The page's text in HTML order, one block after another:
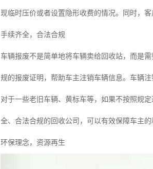
现临时压价或者设置隐形收费的情况。同时，
手续齐全，合法合规
车辆报废不是简单地将车辆卖给回收站，而是
规的报废证明，帮助车主注销车辆信息。车辆
对于一些老旧车辆、黄标车等，如果不按照规
全、合法合规的回收公司，可以有效保障车主的
环保理念，资源再生